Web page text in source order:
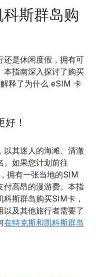
斯群岛购
还是休闲度假，拥有可
本指南深入探讨了购买
释了为什么 eSIM 卡
！
以其迷人的海滩、清澈
。如果您计划前往
拥有一张当地的SIM
付高昂的漫游费。本指
斯群岛购买SIM卡，
及其他旅行者需要了
在特克斯和凯科斯群岛